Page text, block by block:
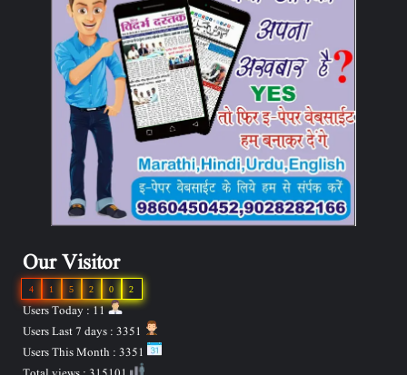
Our Visitor
2
0
2
5
1
4
Users Today : 11